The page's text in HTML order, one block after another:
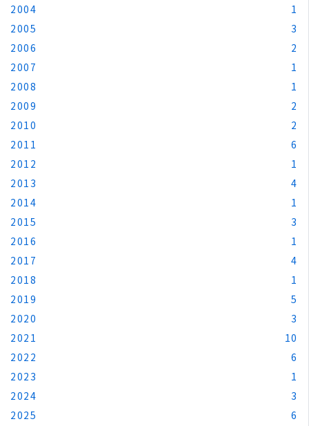
2004
1
2005
3
2006
2
2007
1
2008
1
2009
2
2010
2
2011
6
2012
1
2013
4
2014
1
2015
3
2016
1
2017
4
2018
1
2019
5
2020
3
2021
10
2022
6
2023
1
2024
3
2025
6